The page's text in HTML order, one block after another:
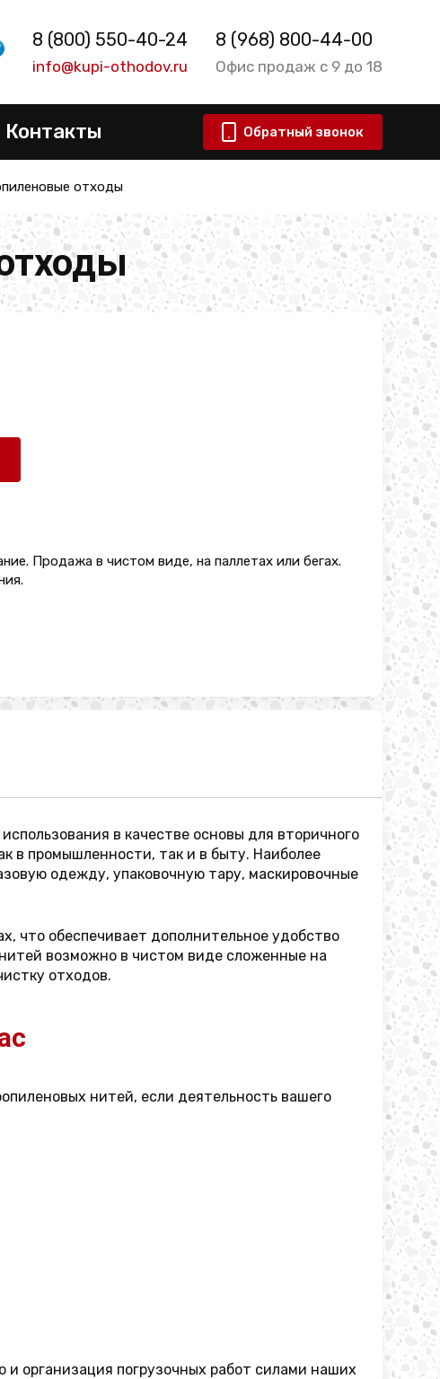
8 (800) 550-40-24
info@kupi-othodov.ru
8 (968) 800-44-00
Офис продаж с 9 до 18
Контакты Обратный звонок
отходы
Продажа в чистом виде, на паллетах или бегах.
в качестве основы для вторичного
в промышленности, так и в быту. Наиболее
одежду, упаковочную тару, маскировочные
что обеспечивает дополнительное удобство
возможно в чистом виде сложенные на
отходов.
нитей, если деятельность вашего
организация погрузочных работ силами наших